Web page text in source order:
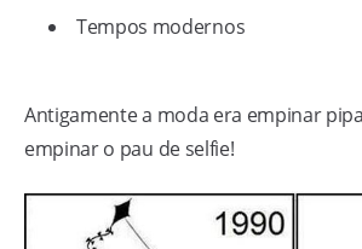
Tempos modernos
Antigamente a moda era empinar
empinar o pau de selfie!